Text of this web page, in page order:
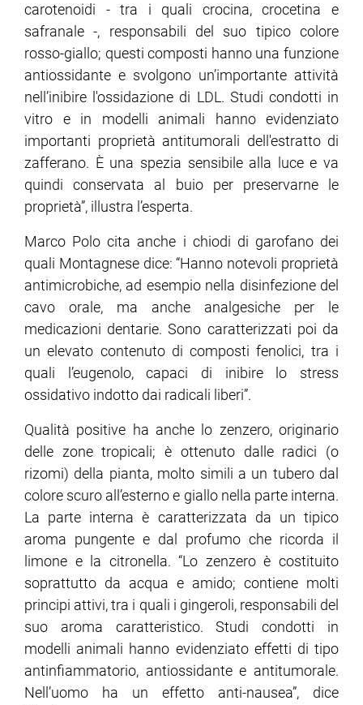
carotenoidi - tra i quali crocina, crocetina e
safranale -, responsabili del suo tipico colore
rosso-giallo; questi composti hanno una funzione
antiossidante e svolgono un’importante attività
nell’inibire l'ossidazione di LDL. Studi condotti in
vitro e in modelli animali hanno evidenziato
importanti proprietà antitumorali dell'estratto di
zafferano. È una spezia sensibile alla luce e va
quindi conservata al buio per preservarne le
proprietà”, illustra l’esperta.
Marco Polo cita anche i chiodi di garofano dei
quali Montagnese dice: “Hanno notevoli proprietà
antimicrobiche, ad esempio nella disinfezione del
cavo orale, ma anche analgesiche per le
medicazioni dentarie. Sono caratterizzati poi da
un elevato contenuto di composti fenolici, tra i
quali l’eugenolo, capaci di inibire lo stress
ossidativo indotto dai radicali liberi”.
Qualità positive ha anche lo zenzero, originario
delle zone tropicali; è ottenuto dalle radici (o
rizomi) della pianta, molto simili a un tubero dal
colore scuro all’esterno e giallo nella parte interna.
La parte interna è caratterizzata da un tipico
aroma pungente e dal profumo che ricorda il
limone e la citronella. “Lo zenzero è costituito
soprattutto da acqua e amido; contiene molti
principi attivi, tra i quali i gingeroli, responsabili del
suo aroma caratteristico. Studi condotti in
modelli animali hanno evidenziato effetti di tipo
antinfiammatorio, antiossidante e antitumorale.
Nell’uomo ha un effetto anti-nausea”, dice